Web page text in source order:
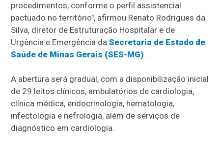
procedimentos, conforme o perfil assistencial
pactuado no território", afirmou Renato Rodrigues da
Silva, diretor de Estruturação Hospitalar e de
Urgência e Emergência daSecretaria de Estado de
Saúde de Minas Gerais (SES-MG) .
A abertura será gradual, com a disponibilização inicial
de 29 leitos clínicos, ambulatórios de cardiologia,
clínica médica, endocrinologia, hematologia,
infectologia e nefrologia, além de serviços de
diagnóstico em cardiologia.